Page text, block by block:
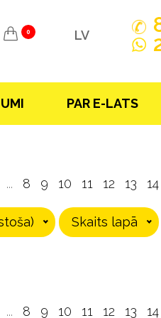
0 LV
PAR E-LATS
... 8 9 10 11 12 13 14
Skaits lapā
... 8 9 10 11 12 13 14